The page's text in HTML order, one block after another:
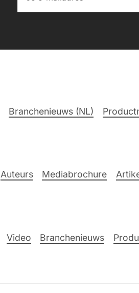
Branchenieuws (NL)
Auteurs Mediabrochure
Video Branchenieuws